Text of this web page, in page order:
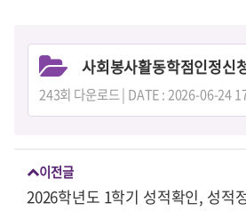
사회봉사활동학점인정신
243회 다운로드 | DATE : 2026-06-24
이전글
2026학년도 1학기 성적확인, 성적